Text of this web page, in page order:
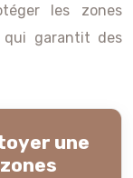
les zones
qui garantit des
une